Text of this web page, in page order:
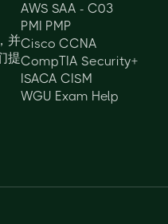
并
提
AWS SAA - C03
PMI PMP
Cisco CCNA
CompTIA Security+
ISACA CISM
WGU Exam Help